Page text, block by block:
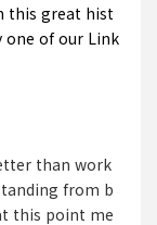
this great hist
one of our Link
than work
from b
this point me